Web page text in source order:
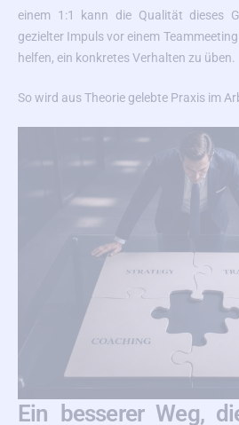
einem 1:1 kann die Qualität dieses
gezielter Impuls vor einem
helfen, ein konkretes Verhalten zu üben.
So wird aus Theorie gelebte Praxis im
Ein besserer Weg,